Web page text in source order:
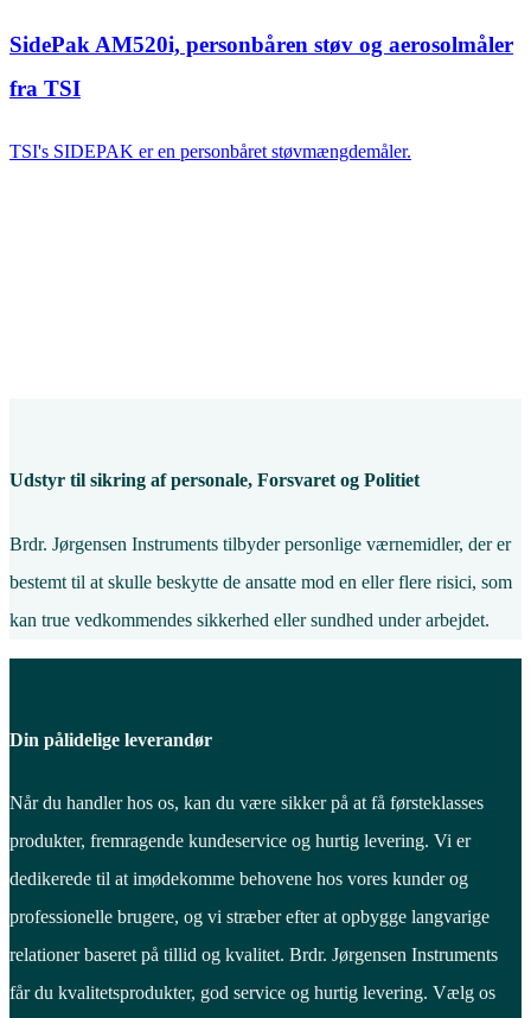
SidePak AM520i, personbåren støv og aerosolmåler
fra TSI
TSI's SIDEPAK er en personbåret støvmængdemåler.
Udstyr til sikring af personale, Forsvaret og Politiet
Brdr. Jørgensen Instruments tilbyder personlige værnemidler, der er
bestemt til at skulle beskytte de ansatte mod en eller flere risici, som
kan true vedkommendes sikkerhed eller sundhed under arbejdet.
Din pålidelige leverandør
Når du handler hos os, kan du være sikker på at få førsteklasses
produkter, fremragende kundeservice og hurtig levering. Vi er
dedikerede til at imødekomme behovene hos vores kunder og
professionelle brugere, og vi stræber efter at opbygge langvarige
relationer baseret på tillid og kvalitet. Brdr. Jørgensen Instruments
får du kvalitetsprodukter, god service og hurtig levering. Vælg os